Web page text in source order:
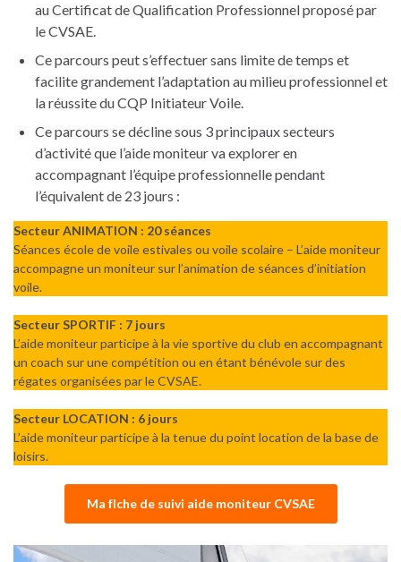
au Certificat de Qualification Professionnel proposé par
le CVSAE.
Ce parcours peut s’effectuer sans limite de temps et
facilite grandement l’adaptation au milieu professionnel et
la réussite du CQP Initiateur Voile.
Ce parcours se décline sous 3 principaux secteurs
d’activité que l’aide moniteur va explorer en
accompagnant l’équipe professionnelle pendant
l’équivalent de 23 jours :
Secteur ANIMATION : 20 séances
Séances école de voile estivales ou voile scolaire – L’aide moniteur
accompagne un moniteur sur l’animation de séances d’initiation
voile.
Secteur SPORTIF : 7 jours
L’aide moniteur participe à la vie sportive du club en accompagnant
un coach sur une compétition ou en étant bénévole sur des
régates organisées par le CVSAE.
Secteur LOCATION : 6 jours
L’aide moniteur participe à la tenue du point location de la base de
loisirs.
Ma fIche de suivi aide moniteur CVSAE